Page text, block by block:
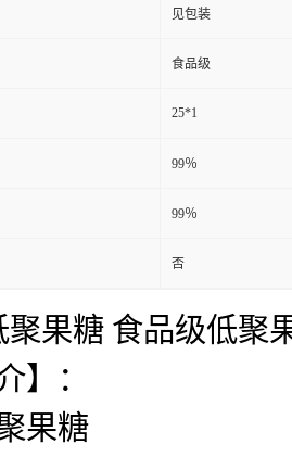
见包装
食品级
25*1
99％
99％
否
聚果糖 食品级低聚
】：
果糖